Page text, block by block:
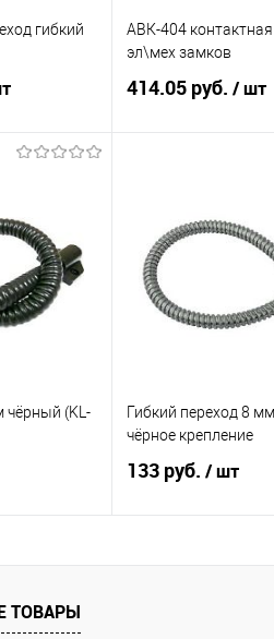
гибкий
К сравнению
1
АВК-404
эл\мех замков
414.05 руб. / шт
Купить в 1 клик
В избранное
чёрный (KL-
К сравнению
Гибкий переход 8
чёрное крепление
133 руб. / шт
В
ТОВАРЫ